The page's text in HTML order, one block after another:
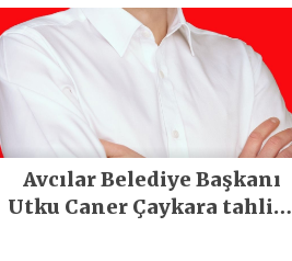
Avcılar Belediye Başkanı
Utku Caner Çaykara tahliye